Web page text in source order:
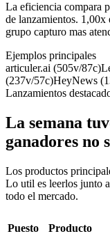
La eficiencia compara
de lanzamientos.
grupo capturo mas
Ejemplos principales
articuler.ai (505v/87c)
(237v/57c)HeyNews
Lanzamientos
La semana
ganadores no
Los productos
Lo util es leerlos junto
todo el mercado.
Puesto Producto